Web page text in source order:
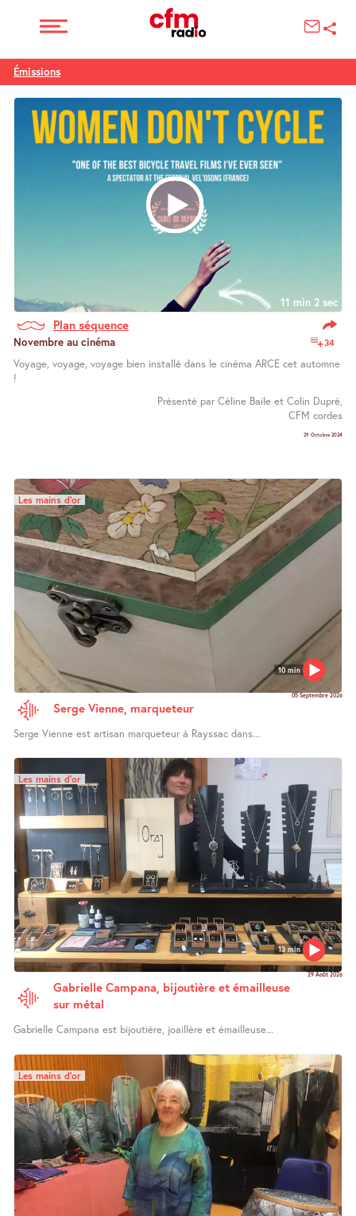
Émissions
11 min 2 sec
Plan séquence
34
Novembre au cinéma
Voyage, voyage, voyage bien installé dans le cinéma ARCE cet automne
!
Présenté par Céline Baile et Colin Dupré,
CFM cordes
29 Octobre 2024
10 min
Les mains d’or
05 Septembre 2026
Serge Vienne, marqueteur
Serge Vienne est artisan marqueteur à Rayssac dans...
13 min
Les mains d’or
29 Août 2026
Gabrielle Campana, bijoutière et émailleuse
sur métal
Gabrielle Campana est bijoutière, joaillère et émailleuse...
Les mains d’or